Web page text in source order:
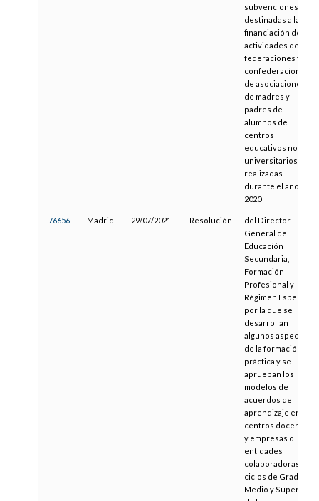
subvenciones
destinadas a la
financiación de
actividades de
federaciones y
confederaciones
de asociaciones
de madres y
padres de
alumnos de
centros
educativos no
universitarios,
realizadas
durante el año
2020
76656 Madrid 29/07/2021 Resolución
del Director
General de
Educación
Secundaria,
Formación
Profesional y
Régimen Especial,
por la que se
desarrollan
algunos aspectos
de la formación
práctica y se
aprueban los
modelos de
acuerdos de
aprendizaje entre
centros docentes
y empresas o
entidades
colaboradoras en
ciclos de Grado
Medio y Superior